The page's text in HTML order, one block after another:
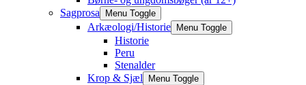
Sagprosa
Menu Toggle
Arkæologi/Historie Menu Toggle
Historie
Peru
Stenalder
Krop & Sjæl
Menu Toggle